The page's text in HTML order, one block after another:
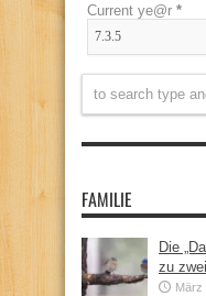
Current ye@r *
FAMILIE
Die
zu
März